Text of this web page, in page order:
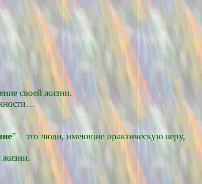
своей жизни.
” – это люди, имеющие практическую веру,
жизни.